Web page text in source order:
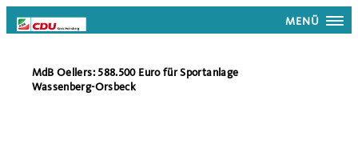
MENÜ
MdB Oellers: 588.500 Euro für Sportanlage
Wassenberg-Orsbeck